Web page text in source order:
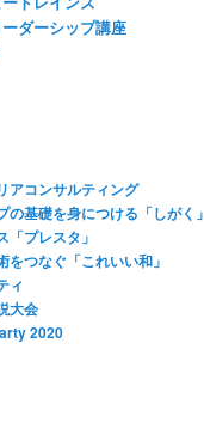
ダーシップ講座
アコンサルティング
の基礎を身につける「しがく」
「プレスタ」
をつなぐ「これいい和」
ィ
大会
2020